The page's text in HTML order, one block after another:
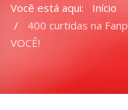
Você está aqui:
Início
400 curtidas na
VOCÊ!